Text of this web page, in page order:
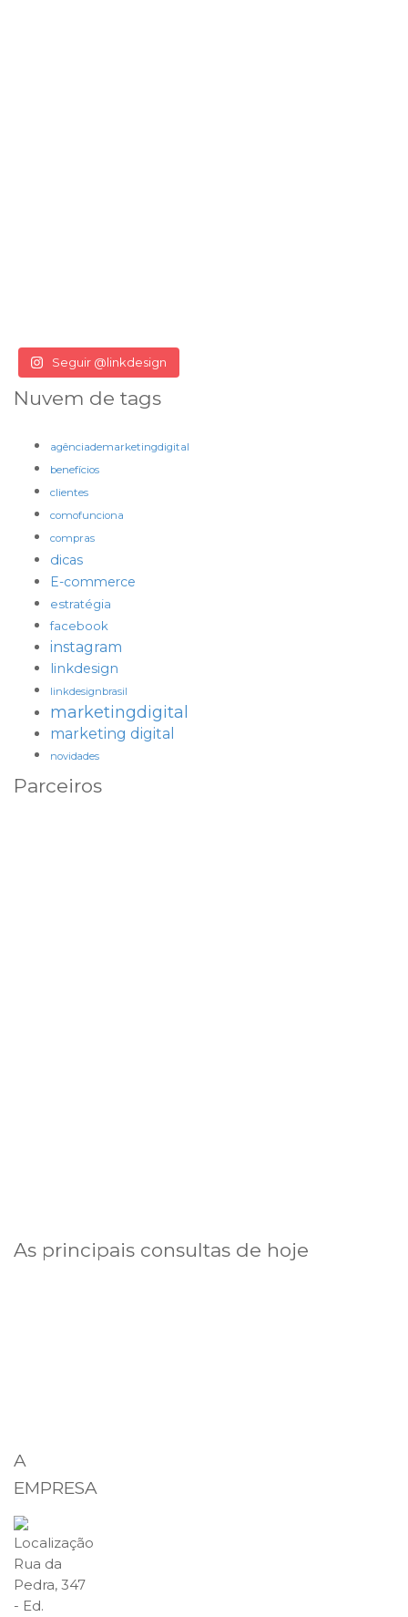
Seguir @linkdesign
Nuvem de tags
agênciademarketingdigital
benefícios
clientes
comofunciona
compras
dicas
E-commerce
estratégia
facebook
instagram
linkdesign
linkdesignbrasil
marketingdigital
marketing digital
novidades
Parceiros
As principais consultas de hoje
A
EMPRESA
Localização
Rua da
Pedra, 347
- Ed.